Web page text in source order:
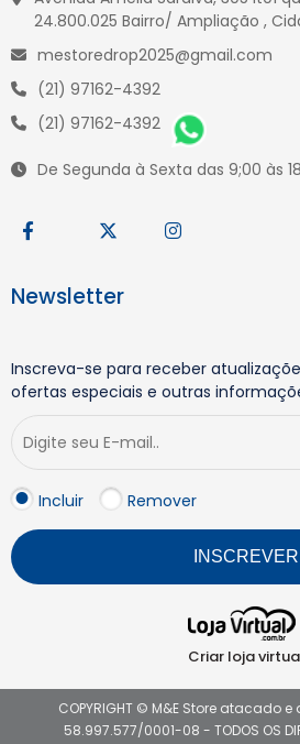
24.800.025 Bairro/ Ampliação ,
mestoredrop2025@gmail.com
(21) 97162-4392
(21) 97162-4392
De Segunda à Sexta das 9;00 às
Newsletter
Inscreva-se para receber
ofertas especiais e outras
Incluir Remover
INSCREVER
Criar loja
COPYRIGHT © M&E Store atacado
58.997.577/0001-08 - TODOS OS